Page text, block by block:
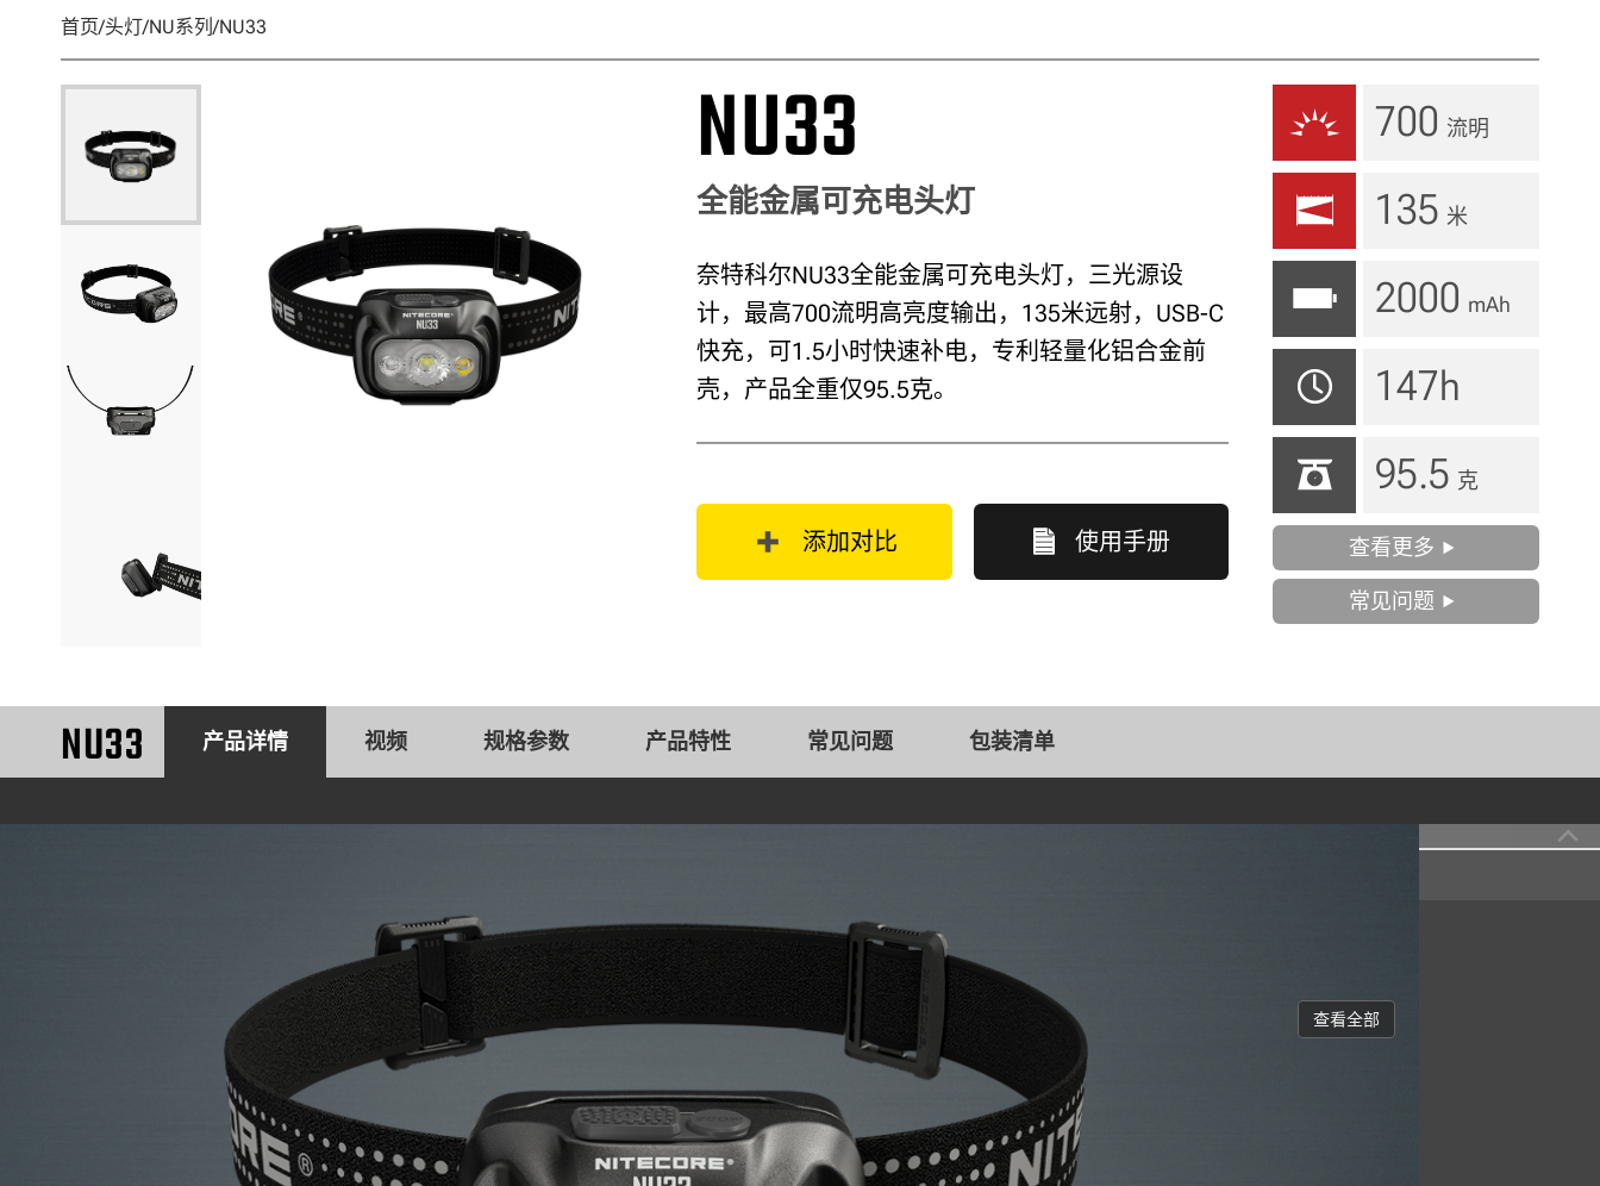
首页/头灯/NU系列/NU33
NU33
全能金属可充电头灯
奈特科尔NU33全能金属可充电头灯，三光源设
计，最高700流明高亮度输出，135米远射，USB-C
快充，可1.5小时快速补电，专利轻量化铝合金前
壳，产品全重仅95.5克。
添加对比 使用手册
700 流明
135 米
2000 mAh
147h
95.5 克
查看更多
常见问题
NU33 产品详情 视频 规格参数 产品特性 常见问题 包装清单
查看全部